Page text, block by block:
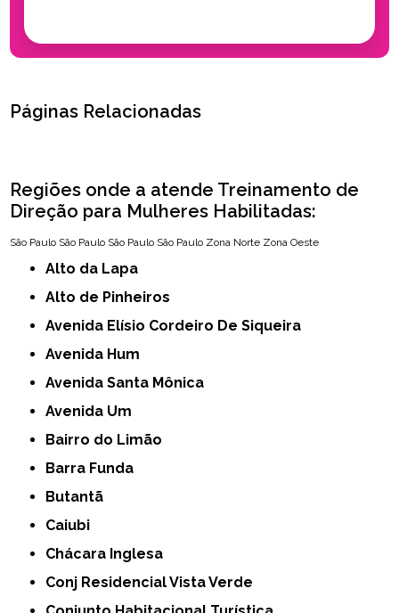
Páginas Relacionadas
Regiões onde a atende Treinamento de
Direção para Mulheres Habilitadas:
São Paulo São Paulo São Paulo São Paulo Zona Norte Zona Oeste
Alto da Lapa
Alto de Pinheiros
Avenida Elísio Cordeiro De Siqueira
Avenida Hum
Avenida Santa Mônica
Avenida Um
Bairro do Limão
Barra Funda
Butantã
Caiubi
Chácara Inglesa
Conj Residencial Vista Verde